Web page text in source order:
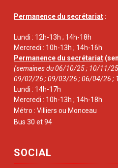
Permanence du secrétariat :
Lundi : 12h-13h ; 14h-18h
Mercredi : 10h-13h ; 14h-16h
Permanence du secrétariat
(semaines du 06/10/25 ; 10/11/
09/02/26 ; 09/03/26 ; 06/04/26 ;
Lundi : 14h-17h
Mercredi : 10h-13h ; 14h-18h
Métro : Villiers ou Monceau
Bus 30 et 94
SOCIAL